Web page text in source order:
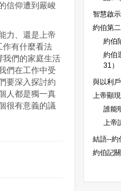
信仰遭到嚴峻
力、還是上帝
作有什麼看法
我們的家庭生活
們在工作中受
要深入探討約
人都是獨一真
很有意義的議
智慧啟
約伯第
約伯
約伯
31）
與以利
上帝顯
誰能
上帝
結語--約
約伯記